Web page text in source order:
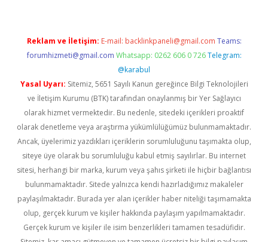
Reklam ve İletişim: E-mail: backlinkpaneli@gmail.com Teams:
forumhizmeti@gmail.com Whatsapp: 0262 606 0 726 Telegram:
@karabul
Yasal Uyarı: Sitemiz, 5651 Sayılı Kanun gereğince Bilgi Teknolojileri
ve İletişim Kurumu (BTK) tarafından onaylanmış bir Yer Sağlayıcı
olarak hizmet vermektedir. Bu nedenle, sitedeki içerikleri proaktif
olarak denetleme veya araştırma yükümlülüğümüz bulunmamaktadır.
Ancak, üyelerimiz yazdıkları içeriklerin sorumluluğunu taşımakta olup,
siteye üye olarak bu sorumluluğu kabul etmiş sayılırlar. Bu internet
sitesi, herhangi bir marka, kurum veya şahıs şirketi ile hiçbir bağlantısı
bulunmamaktadır. Sitede yalnızca kendi hazırladığımız makaleler
paylaşılmaktadır. Burada yer alan içerikler haber niteliği taşımamakta
olup, gerçek kurum ve kişiler hakkında paylaşım yapılmamaktadır.
Gerçek kurum ve kişiler ile isim benzerlikleri tamamen tesadüfidir.